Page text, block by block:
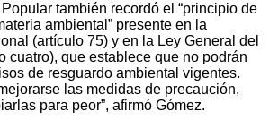
también recordó el “principio de
ambiental” presente en la
(artículo 75) y en la Ley General del
cuatro), que establece que no podrán
de resguardo ambiental vigentes.
las medidas de precaución,
para peor”, afirmó Gómez.